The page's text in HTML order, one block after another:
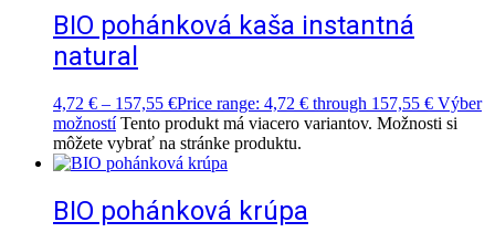
BIO pohánková kaša instantná
natural
4,72 € – 157,55 €Price range: 4,72 € through 157,55 € Výber
možností Tento produkt má viacero variantov. Možnosti si
môžete vybrať na stránke produktu.
BIO pohánková krúpa